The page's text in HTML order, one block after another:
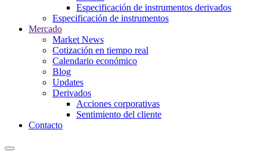
Especificación de instrumentos derivados
Especificación de instrumentos
Mercado
Market News
Cotización en tiempo real
Calendario económico
Blog
Updates
Derivados
Acciones corporativas
Sentimiento del cliente
Contacto